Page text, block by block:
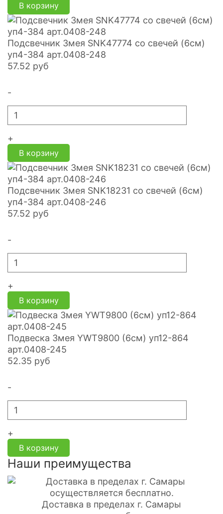
В корзину
Подсвечник Змея SNK47774 со свечей (6см)
уп4-384 арт.0408-248
57.52 руб
-
+
В корзину
Подсвечник Змея SNK18231 со свечей (6см)
уп4-384 арт.0408-246
57.52 руб
-
+
В корзину
Подвеска Змея YWT9800 (6см) уп12-864
арт.0408-245
52.35 руб
-
+
В корзину
Наши преимущества
Доставка в пределах г. Самары